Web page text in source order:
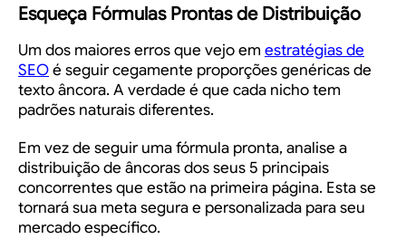
Esqueça Fórmulas Prontas de Distribuição
Um dos maiores erros que vejo em estratégias de
SEOé seguir cegamente proporções genéricas de
texto âncora. A verdade é que cada nicho tem
padrões naturais diferentes.
Em vez de seguir uma fórmula pronta, analise a
distribuição de âncoras dos seus 5 principais
concorrentes que estão na primeira página. Esta se
tornará sua meta segura e personalizada para seu
mercado específico.